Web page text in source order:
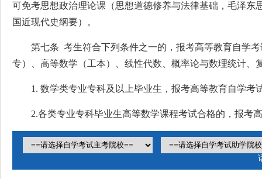
可免考思想政治理论课（思想道德修养与法律基础，毛泽
国近现代史纲要）。
第七条 考生符合下列条件之一的，报考高等教育自学
专）、高等数学（工本）、线性代数、概率论与数理统计、
1. 数学类专业专科及以上毕业生，报考高等教育自学考
2.各类专业专科毕业生高等数学课程考试合格的，报考